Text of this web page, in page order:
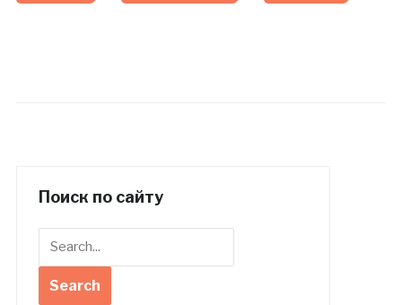
Поиск по сайту